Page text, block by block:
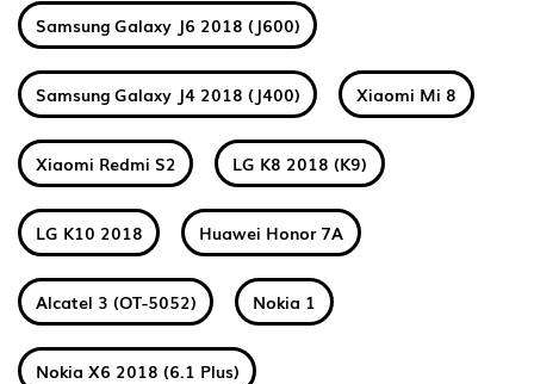
Samsung Galaxy J6 2018 (J600)
Samsung Galaxy J4 2018 (J400) Xiaomi Mi 8
Xiaomi Redmi S2 LG K8 2018 (K9)
LG K10 2018 Huawei Honor 7A
Alcatel 3 (OT-5052) Nokia 1
Nokia X6 2018 (6.1 Plus)